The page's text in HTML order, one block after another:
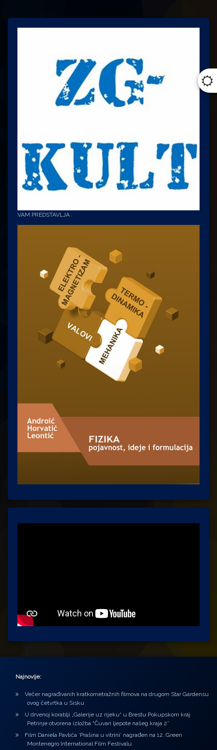
VAM PREDSTAVLJA :
Najnovije:
Večer nagrađivanih kratkometražnih filmova na drugom Star Gardensu
ovog četvrtka u Sisku
U drvenoj korablji „Galerije uz rijeku“ u Brestu Pokupskom kraj
Petrinje otvorena izložba “Čuvari ljepote našeg kraja 2”
Film Daniela Pavlića ‘Prašina u vitrini’ nagrađen na 12. Green
Montenegro International Film Festivalu